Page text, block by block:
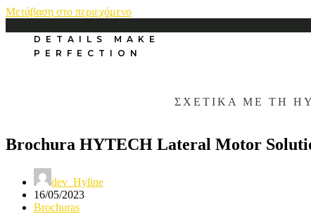
Μετάβαση στο περιεχόμενο
DETAILS MAKE
PERFECTION
ΣΧΕΤΙΚΑ ΜΕ ΤΗ
Brochura HYTECH Lateral Motor
dev_Hyline
16/05/2023
Brochuras